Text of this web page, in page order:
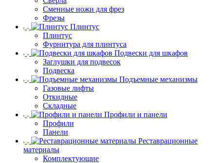
Сменные ножи для фрез
Фрезы
Плинтус
Плинтус
Фурнитура для плинтуса
Подвески для шкафов
Заглушки для подвесок
Подвеска
Подъемные механизмы
Газовые лифты
Откидные
Складные
Профили и панели
Профили
Панели
Реставрационные
материалы
Комплектующие